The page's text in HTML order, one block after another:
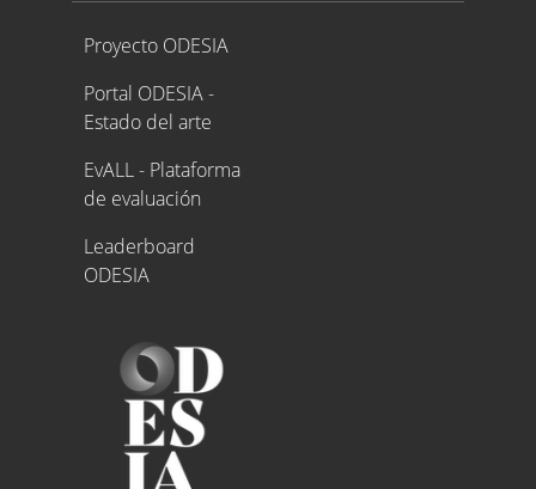
Proyecto ODESIA
Proyecto ODESIA
Portal ODESIA -
Estado del arte
EvALL - Plataforma
de evaluación
Leaderboard
ODESIA